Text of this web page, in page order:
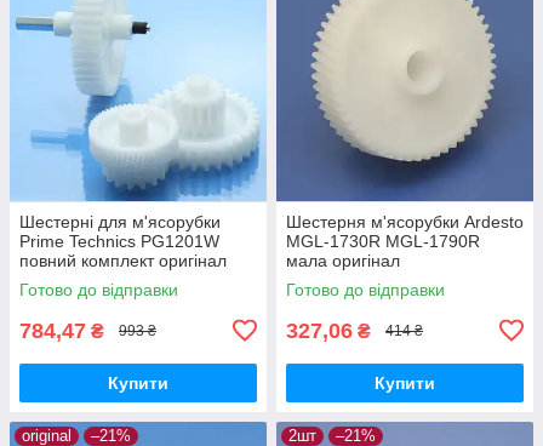
Шестерні для м'ясорубки
Prime Technics PG1201W
повний комплект оригінал
харчовий пластик
Готово до відправки
784,47 ₴ 993 ₴
Купити
Шестерня м'ясорубки Ardesto
MGL-1730R MGL-1790R
мала оригінал
Готово до відправки
327,06 ₴ 414 ₴
Купити
original –21% 2шт –21%